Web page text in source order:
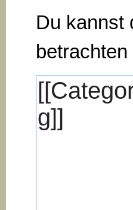
Du kannst